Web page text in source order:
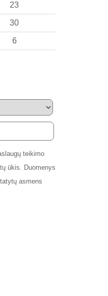
23
30
6
teikimo
ūkis. Duomenys
asmens